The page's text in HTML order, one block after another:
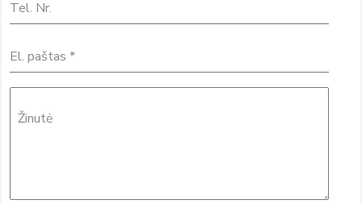
Tel. Nr.
El. paštas *
Žinutė